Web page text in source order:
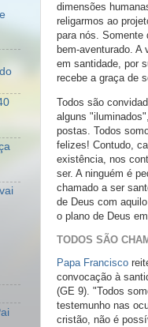
dimensões
religarmos ao
para nós. Somente
bem-aventurado.
em santidade, por
recebe a graça de
Todos são
alguns
postas. Todos
felizes! Contudo,
existência, nos
ser. A ninguém é
chamado a ser
de Deus com
o plano de Deus
TODOS SÃO
Papa Francisco
convocação à
(GE 9). "Todos
testemunho nas
cristão, não é